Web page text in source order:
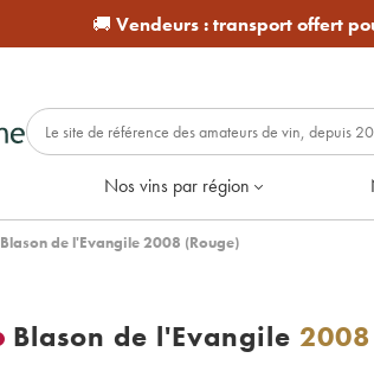
🚚 Vendeurs :transport offert
Nos vins par région
Blason de l'Evangile 2008 (Rouge)
Blason de l'Evangile 2008